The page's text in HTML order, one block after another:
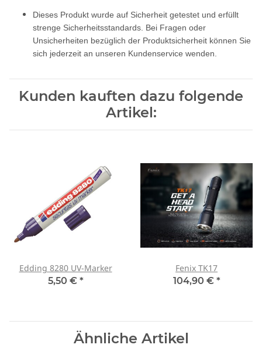
Dieses Produkt wurde auf Sicherheit getestet und erfüllt
strenge Sicherheitsstandards. Bei Fragen oder
Unsicherheiten bezüglich der Produktsicherheit können Sie
sich jederzeit an unseren Kundenservice wenden.
Kunden kauften dazu folgende
Artikel:
Edding 8280 UV-Marker
5,50 € *
Fenix TK17
104,90 € *
Ähnliche Artikel